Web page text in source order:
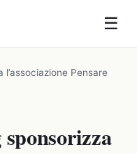
☰
Pensare